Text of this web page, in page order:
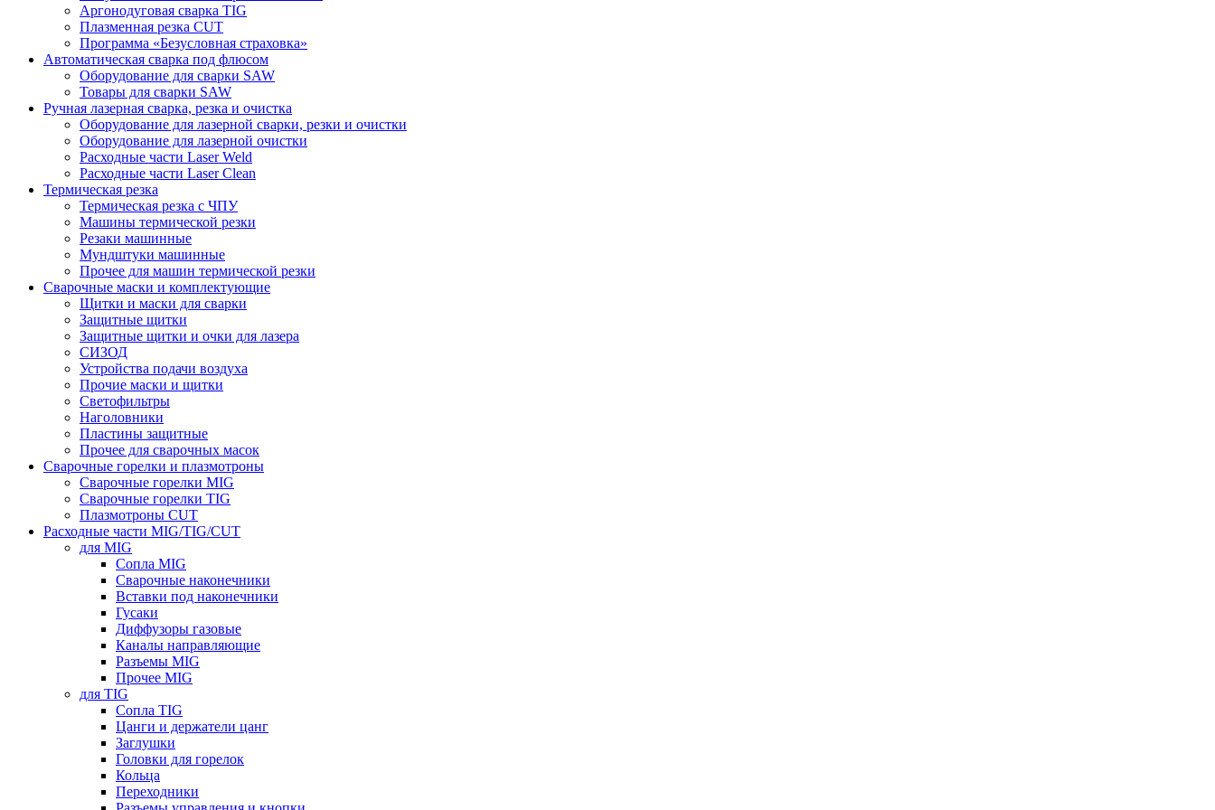
Аргонодуговая сварка TIG
Плазменная резка CUT
Программа «Безусловная страховка»
Автоматическая сварка под флюсом
Оборудование для сварки SAW
Товары для сварки SAW
Ручная лазерная сварка, резка и очистка
Оборудование для лазерной сварки, резки и очистки
Оборудование для лазерной очистки
Расходные части Laser Weld
Расходные части Laser Clean
Термическая резка
Термическая резка с ЧПУ
Машины термической резки
Резаки машинные
Мундштуки машинные
Прочее для машин термической резки
Сварочные маски и комплектующие
Щитки и маски для сварки
Защитные щитки
Защитные щитки и очки для лазера
СИЗОД
Устройства подачи воздуха
Прочие маски и щитки
Светофильтры
Наголовники
Пластины защитные
Прочее для сварочных масок
Сварочные горелки и плазмотроны
Сварочные горелки MIG
Сварочные горелки TIG
Плазмотроны CUT
Расходные части MIG/TIG/CUT
для MIG
Сопла MIG
Сварочные наконечники
Вставки под наконечники
Гусаки
Диффузоры газовые
Каналы направляющие
Разъемы MIG
Прочее MIG
для TIG
Сопла TIG
Цанги и держатели цанг
Заглушки
Головки для горелок
Кольца
Переходники